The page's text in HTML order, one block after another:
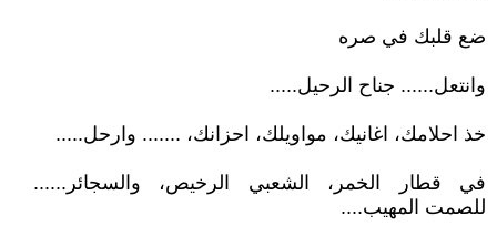
ضع قلبك في صره
وانتعل...... جناح الرحيل.....
خذ احلامك، اغانيك، مواويلك، احزانك، ....... وارحل.....
في قطار الخمر، الشعبي الرخيص، والسجائر......
للصمت المهيب....